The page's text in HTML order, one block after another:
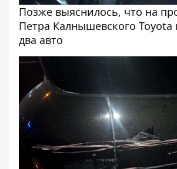
Позже выяснилось, что на
Петра Калнышевского Toyota
два авто